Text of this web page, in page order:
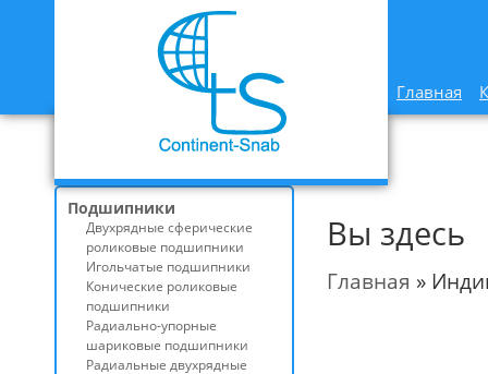
Главная
Вы здесь
Главная »
Подшипники
Двухрядные сферические
роликовые подшипники
Игольчатые подшипники
Конические роликовые
подшипники
Радиально-упорные
шариковые подшипники
Радиальные двухрядные